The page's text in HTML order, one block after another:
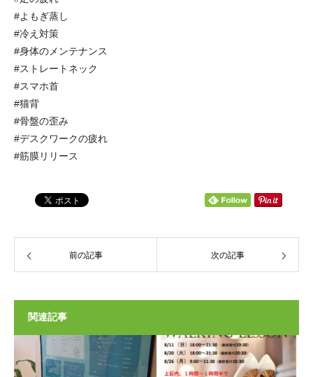
#よもぎ蒸し
#冷え対策
#身体のメンテナンス
#ストレートネック
#スマホ首
#猫背
#骨盤の歪み
#デスクワークの疲れ
#筋膜リリース
前の記事 次の記事
関連記事